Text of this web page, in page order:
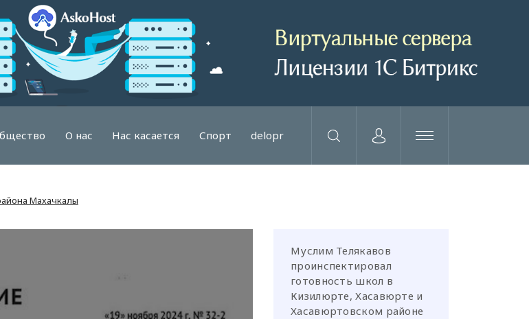
О нас Нас касается Спорт delopr
Махачкалы
Муслим Телякавов
проинспектировал
готовность школ в
Кизилюрте, Хасавюрте и
Хасавюртовском районе